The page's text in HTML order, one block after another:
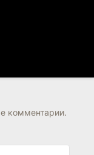
комментарии.